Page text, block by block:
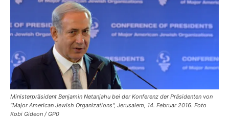
Ministerpräsident Benjamin Netanjahu bei der Konferenz der Präsidenten von
"Major American Jewish Organizations", Jerusalem, 14. Februar 2016. Foto
Kobi Gideon / GP0